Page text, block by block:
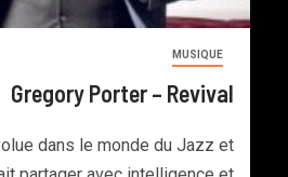
MUSIQUE
Gregory Porter – Revival
dans le monde du Jazz et